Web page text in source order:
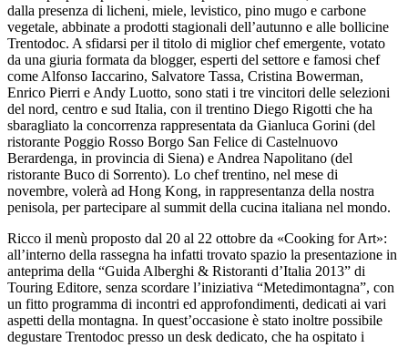
dalla presenza di licheni, miele, levistico, pino mugo e carbone
vegetale, abbinate a prodotti stagionali dell’autunno e alle bollicine
Trentodoc. A sfidarsi per il titolo di miglior chef emergente, votato
da una giuria formata da blogger, esperti del settore e famosi chef
come Alfonso Iaccarino, Salvatore Tassa, Cristina Bowerman,
Enrico Pierri e Andy Luotto, sono stati i tre vincitori delle selezioni
del nord, centro e sud Italia, con il trentino Diego Rigotti che ha
sbaragliato la concorrenza rappresentata da Gianluca Gorini (del
ristorante Poggio Rosso Borgo San Felice di Castelnuovo
Berardenga, in provincia di Siena) e Andrea Napolitano (del
ristorante Buco di Sorrento). Lo chef trentino, nel mese di
novembre, volerà ad Hong Kong, in rappresentanza della nostra
penisola, per partecipare al summit della cucina italiana nel mondo.
Ricco il menù proposto dal 20 al 22 ottobre da «Cooking for Art»:
all’interno della rassegna ha infatti trovato spazio la presentazione in
anteprima della “Guida Alberghi & Ristoranti d’Italia 2013” di
Touring Editore, senza scordare l’iniziativa “Metedimontagna”, con
un fitto programma di incontri ed approfondimenti, dedicati ai vari
aspetti della montagna. In quest’occasione è stato inoltre possibile
degustare Trentodoc presso un desk dedicato, che ha ospitato i